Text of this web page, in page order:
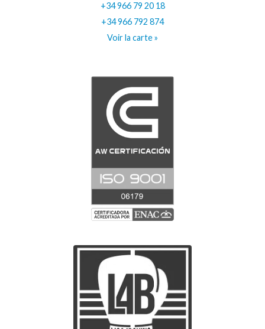
+34 966 79 20 18
+34 966 792 874
Voir la carte »